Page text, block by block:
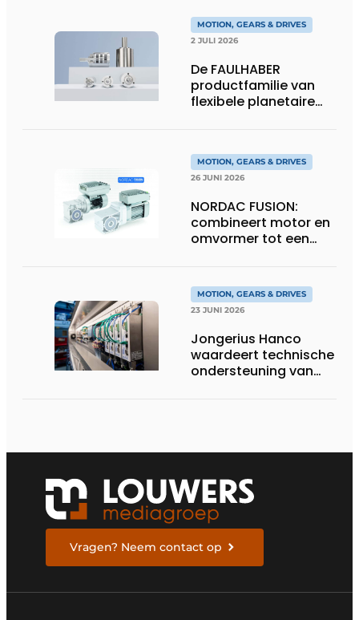
MOTION, GEARS & DRIVES
2 JULI 2026
De FAULHABER
productfamilie van
flexibele planetaire
MOTION, GEARS & DRIVES
26 JUNI 2026
NORDAC FUSION:
combineert motor en
omvormer tot een
eenheid
MOTION, GEARS & DRIVES
23 JUNI 2026
Jongerius Hanco
waardeert technische
ondersteuning van
Vragen? Neem contact op